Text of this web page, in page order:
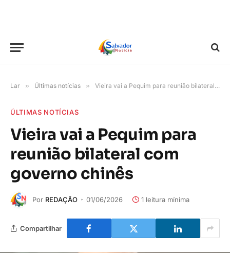
Lar » Últimas notícias » Vieira vai a Pequim para reunião bilateral com governo chinês
ÚLTIMAS NOTÍCIAS
Vieira vai a Pequim para
reunião bilateral com
governo chinês
Por REDAÇÃO 01/06/2026 1 leitura mínima
Compartilhar